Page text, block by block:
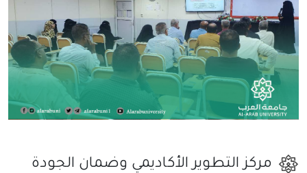
مركز التطوير الأكاديمي وضمان الجودة